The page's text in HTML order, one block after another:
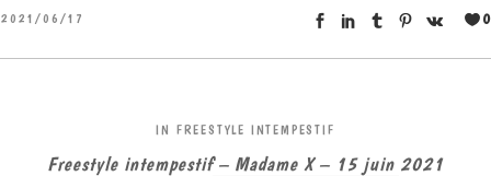
2021/06/17 0
IN FREESTYLE INTEMPESTIF
Freestyle intempestif – Madame X – 15 juin 2021